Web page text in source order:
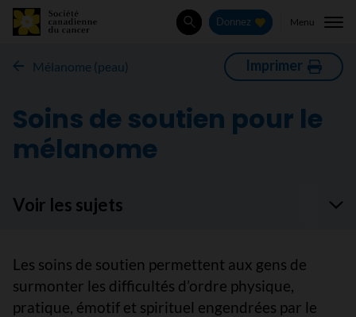
Rechercher
Donnez Menu
Mélanome (peau) Imprimer
Soins de soutien pour le
mélanome
Voir les sujets
Les soins de soutien permettent aux gens de
surmonter les difficultés d’ordre physique,
pratique, émotif et spirituel engendrées par le